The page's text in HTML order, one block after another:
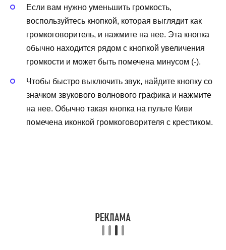
Если вам нужно уменьшить громкость,
воспользуйтесь кнопкой, которая выглядит как
громкоговоритель, и нажмите на нее. Эта кнопка
обычно находится рядом с кнопкой увеличения
громкости и может быть помечена минусом (-).
Чтобы быстро выключить звук, найдите кнопку со
значком звукового волнового графика и нажмите
на нее. Обычно такая кнопка на пульте Киви
помечена иконкой громкоговорителя с крестиком.